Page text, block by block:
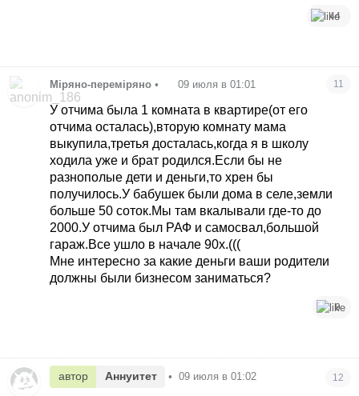
44
Міряно-переміряно • 09 июля в 01:01 11
У отчима была 1 комната в квартире(от его
отчима осталась),вторую комнату мама
выкупила,третья досталась,когда я в школу
ходила уже и брат родился.Если бы не
разнополые дети и деньги,то хрен бы
получилось.У бабушек были дома в селе,земли
больше 50 соток.Мы там вкалывали где-то до
2000.У отчима был РАФ и самосвал,большой
гараж.Все ушло в начале 90х.(((
Мне интересно за какие деньги ваши родители
должны были бизнесом заниматься?
9
автор Аннуитет • 09 июля в 01:02 12